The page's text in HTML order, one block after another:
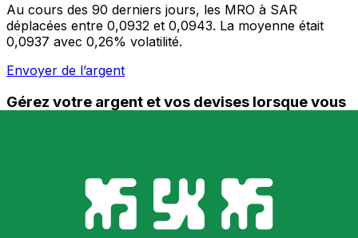
Au cours des 90 derniers jours, les MRO à SAR
déplacées entre 0,0932 et 0,0943. La moyenne était
0,0937 avec 0,26% volatilité.
Envoyer de l’argent
Gérez votre argent et vos devises lorsque vous
et la gestion de vos devises. Convertissez des devises,
programmez des alertes de taux et transférez de
l'argent à l'étranger sans frais cachés. Téléchargez
l'application dès aujourd'hui !